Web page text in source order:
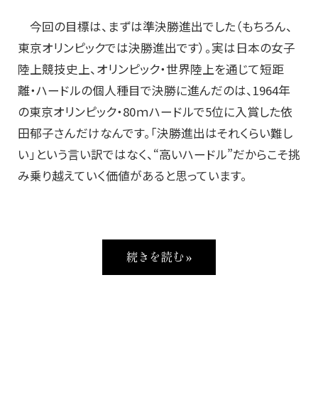
今回の目標は、まずは準決勝進出でした（もちろん、
東京オリンピックでは決勝進出です）。実は日本の女子
陸上競技史上、オリンピック・世界陸上を通じて短距
離・ハードルの個人種目で決勝に進んだのは、1964年
の東京オリンピック・80ｍハードルで5位に入賞した依
田郁子さんだけなんです。「決勝進出はそれくらい難し
い」という言い訳ではなく、“高いハードル”だからこそ挑
み乗り越えていく価値があると思っています。
続きを読む »